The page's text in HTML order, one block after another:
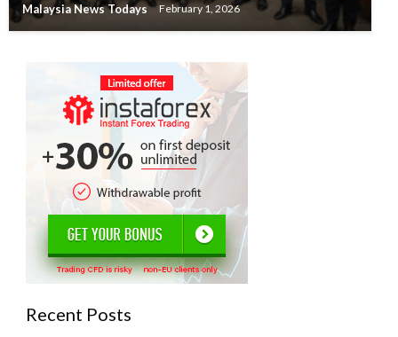
Malaysia News Todays February 1, 2026
Recent Posts